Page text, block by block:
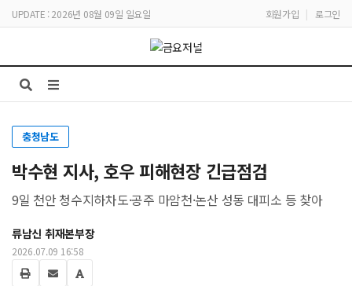
UPDATE : 2026년 08월 09일 일요일 회원가입 | 로그인
충청남도
박수현 지사, 호우 피해현장 긴급점검
9일 천안 청수지하차도·공주 마암천·논산 성동 대피소 등 찾아
류남신 취재본부장
2026.07.09 16:58